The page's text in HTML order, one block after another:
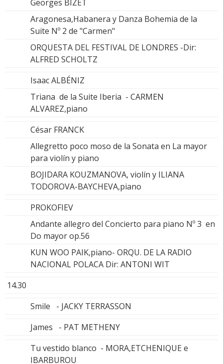
Georges BIZET
Aragonesa,Habanera y Danza Bohemia de la
Suite Nº 2 de "Carmen"
ORQUESTA DEL FESTIVAL DE LONDRES -Dir:
ALFRED SCHOLTZ
Isaac ALBÉNIZ
Triana de la Suite Iberia - CARMEN
ALVAREZ,piano
César FRANCK
Allegretto poco moso de la Sonata en La mayor
para violín y piano
BOJIDARA KOUZMANOVA, violín y ILIANA
TODOROVA-BAYCHEVA,piano
PROKOFIEV
Andante allegro del Concierto para piano Nº 3 en
Do mayor op.56
KUN WOO PAIK,piano- ORQU. DE LA RADIO
NACIONAL POLACA Dir: ANTONI WIT
14.30
Smile - JACKY TERRASSON
James - PAT METHENY
Tu vestido blanco - MORA,ETCHENIQUE e
IBARBUROU